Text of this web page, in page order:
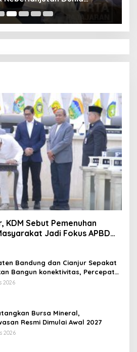
Sebut Pemenuhan
Jadi Fokus APBD
Bandung dan Cianjur Sepakat
Bangun konektivitas, Percepat
Ekonomi Daerah
2026
Bursa Mineral,
Resmi Dimulai Awal 2027
2026